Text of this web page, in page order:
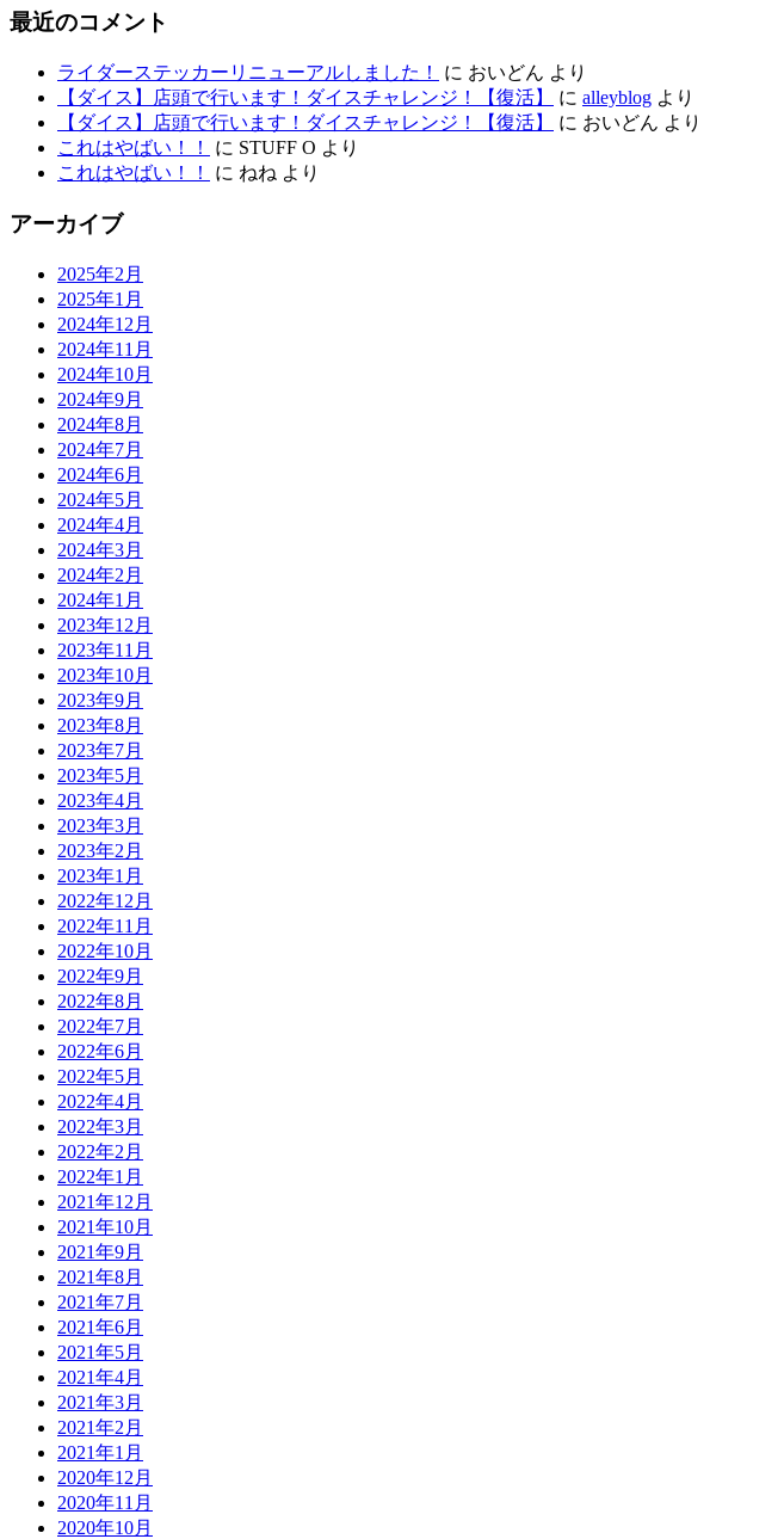
最近のコメント
ライダーステッカーリニューアルしました！ に おいどん より
【ダイス】店頭で行います！ダイスチャレンジ！【復活】
に alleyblog より
【ダイス】店頭で行います！ダイスチャレンジ！【復活】
に おいどん より
これはやばい！！
に STUFF O より
これはやばい！！
に ねね より
アーカイブ
2025年2月
2025年1月
2024年12月
2024年11月
2024年10月
2024年9月
2024年8月
2024年7月
2024年6月
2024年5月
2024年4月
2024年3月
2024年2月
2024年1月
2023年12月
2023年11月
2023年10月
2023年9月
2023年8月
2023年7月
2023年5月
2023年4月
2023年3月
2023年2月
2023年1月
2022年12月
2022年11月
2022年10月
2022年9月
2022年8月
2022年7月
2022年6月
2022年5月
2022年4月
2022年3月
2022年2月
2022年1月
2021年12月
2021年10月
2021年9月
2021年8月
2021年7月
2021年6月
2021年5月
2021年4月
2021年3月
2021年2月
2021年1月
2020年12月
2020年11月
2020年10月